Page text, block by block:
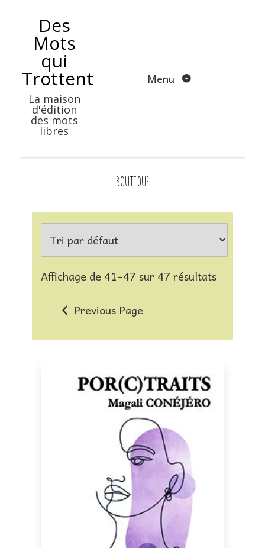
contenu
Des
Mots
qui
Trottent
La maison
d'édition
des mots
libres
Menu
BOUTIQUE
Affichage de 41–47 sur 47 résultats
Previous Page